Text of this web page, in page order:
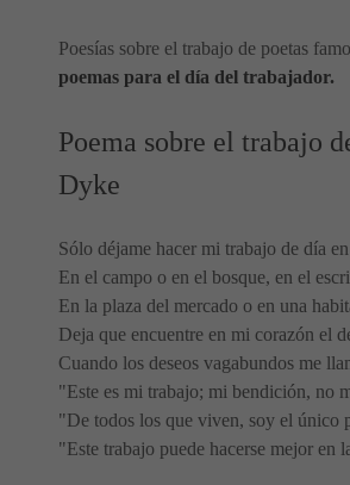
Poesías sobre el trabajo de poetas
poemas para el día del trabajador.
Poema sobre el trabajo
Dyke
Sólo déjame hacer mi trabajo de día
En el campo o en el bosque, en el
En la plaza del mercado o en una
Deja que encuentre en mi corazón el
Cuando los deseos vagabundos me
"Este es mi trabajo; mi bendición, no
"De todos los que viven, soy el único
"Este trabajo puede hacerse mejor en